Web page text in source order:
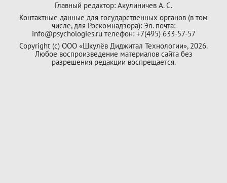
Главный редактор: Акулиничев А. С.
Контактные данные для государственных органов (в том
числе, для Роскомнадзора): Эл. почта:
info@psychologies.ru телефон: +7(495) 633-57-57
Copyright (с) ООО «Шкулёв Диджитал Технологии», 2026.
Любое воспроизведение материалов сайта без
разрешения редакции воспрещается.